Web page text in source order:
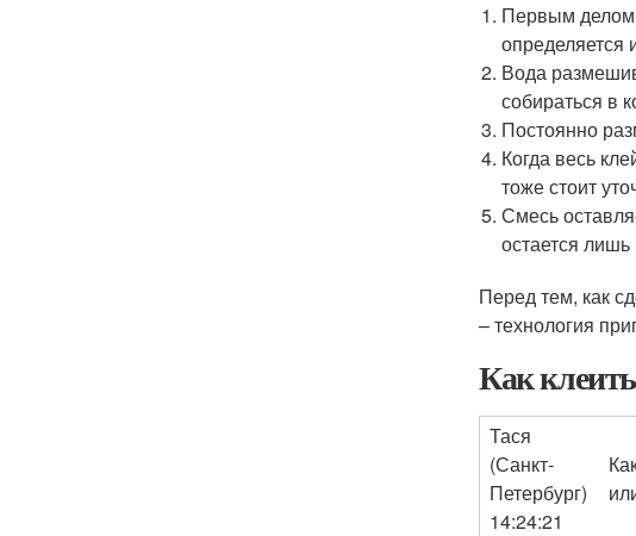
Первым делом
определяется
Вода
собираться в
Постоянно
Когда весь
тоже стоит
Смесь
остается
Перед тем, как
– технология
Как
Тася
(Санкт-
Петербург)
14:24:21